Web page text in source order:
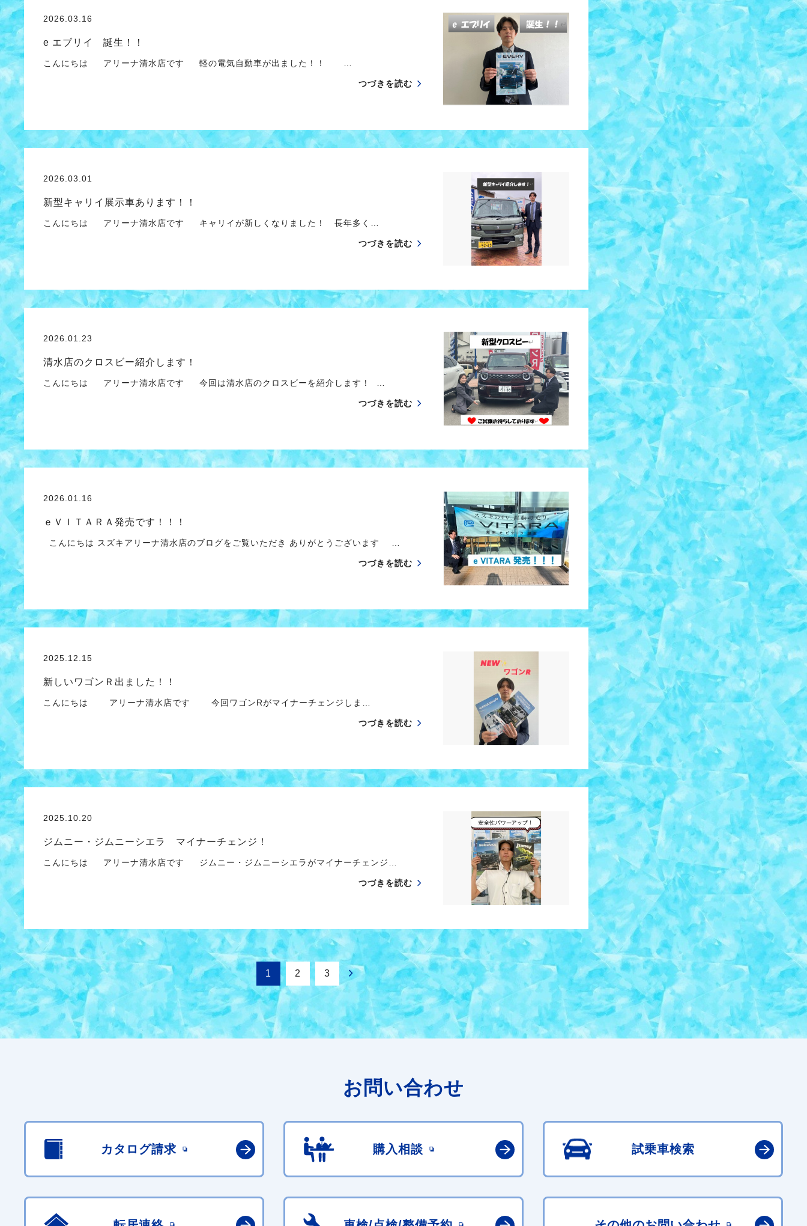
2026.03.16
e エブリイ 誕生！！
こんにちは アリーナ清水店です 軽の電気自動車が出ました！！ …
つづきを読む
2026.03.01
新型キャリイ展示車あります！！
こんにちは アリーナ清水店です キャリイが新しくなりました！ 長年多く…
つづきを読む
2026.01.23
清水店のクロスビー紹介します！
こんにちは アリーナ清水店です 今回は清水店のクロスビーを紹介します！ …
つづきを読む
2026.01.16
ｅＶＩＴＡＲＡ発売です！！！
こんにちは スズキアリーナ清水店のブログをご覧いただき ありがとうございます …
つづきを読む
2025.12.15
新しいワゴンＲ出ました！！
こんにちは アリーナ清水店です 今回ワゴンRがマイナーチェンジしま…
つづきを読む
2025.10.20
ジムニー・ジムニーシエラ マイナーチェンジ！
こんにちは アリーナ清水店です ジムニー・ジムニーシエラがマイナーチェンジ…
つづきを読む
1 2 3
お問い合わせ
カタログ請求 購入相談 試乗車検索